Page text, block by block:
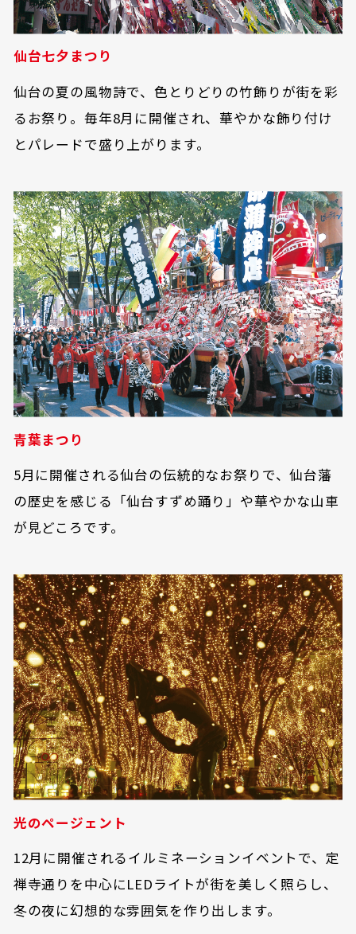
仙台七夕まつり
仙台の夏の風物詩で、色とりどりの竹飾りが街を彩
るお祭り。毎年8月に開催され、華やかな飾り付け
とパレードで盛り上がります。
青葉まつり
5月に開催される仙台の伝統的なお祭りで、仙台藩
の歴史を感じる「仙台すずめ踊り」や華やかな山車
が見どころです。
光のページェント
12月に開催されるイルミネーションイベントで、定
禅寺通りを中心にLEDライトが街を美しく照らし、
冬の夜に幻想的な雰囲気を作り出します。